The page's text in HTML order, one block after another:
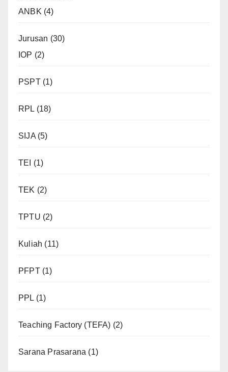
ANBK (4)
Jurusan (30)
IOP (2)
PSPT(1)
RPL (18)
SIJA(5)
TEI (1)
TEK (2)
TPTU (2)
Kuliah (11)
PFPT(1)
PPL (1)
Teaching Factory (TEFA) (2)
Sarana Prasarana (1)